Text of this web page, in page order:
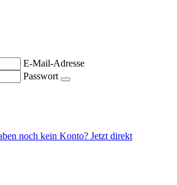
E-Mail-Adresse
Passwort
noch kein Konto? Jetzt direkt